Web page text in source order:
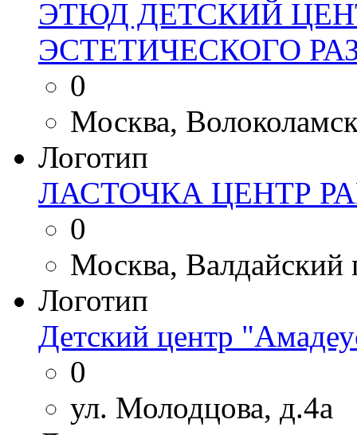
ЭТЮД ДЕТСКИЙ
ЭСТЕТИЧЕСКОГО
0
Москва,
Логотип
ЛАСТОЧКА ЦЕНТР
0
Москва, Валдайский
Логотип
Детский центр
0
ул. Молодцова, д.4а